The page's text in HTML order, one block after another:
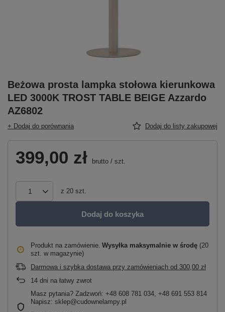
Beżowa prosta lampka stołowa kierunkowa
LED 3000K TROST TABLE BEIGE Azzardo
AZ6802
+ Dodaj do porównania Dodaj do listy zakupowej
399,00 zł brutto / szt.
z 20 szt.
Dodaj do koszyka
Produkt na zamówienie Wysyłka maksymalnie w środę (20
szt. w magazynie)
Darmowa i szybka dostawa przy zamówieniach od 300,00 zł
14 dni na łatwy zwrot
Masz pytania? Zadzwoń: +48 608 781 034, +48 691 553 814
Napisz: sklep@cudownelampy.pl